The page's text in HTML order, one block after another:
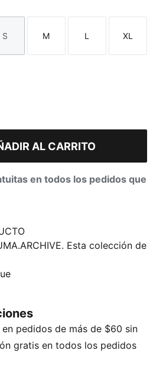
Talla
S
Talla
M
Talla
L
Talla
XL
deseosAL CARRITO
en todos los pedidos que
Esta colección de
la esencia de nuestro
fronteras de nuestro futuro.
estos estilos marcan
20 % de algodón reciclado.
pedidos de más de $60 sin
gratis en todos los pedidos